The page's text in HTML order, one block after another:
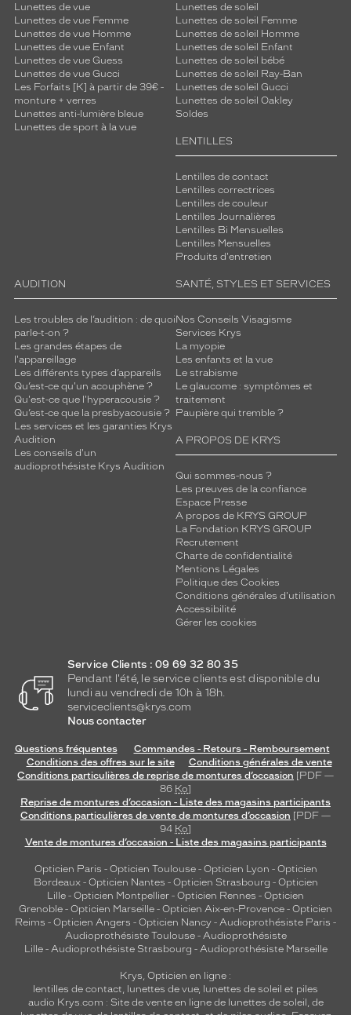
Lunettes de vue
Lunettes de vue Femme
Lunettes de vue Homme
Lunettes de vue Enfant
Lunettes de vue Guess
Lunettes de vue Gucci
Les Forfaits [K] à partir de 39€ -
monture + verres
Lunettes anti-lumière bleue
Lunettes de sport à la vue
Lunettes de soleil
Lunettes de soleil Femme
Lunettes de soleil Homme
Lunettes de soleil Enfant
Lunettes de soleil bébé
Lunettes de soleil Ray-Ban
Lunettes de soleil Gucci
Lunettes de soleil Oakley
Soldes
LENTILLES
Lentilles de contact
Lentilles correctrices
Lentilles de couleur
Lentilles Journalières
Lentilles Bi Mensuelles
Lentilles Mensuelles
Produits d'entretien
AUDITION
Les troubles de l’audition : de quoi
parle-t-on ?
Les grandes étapes de
l'appareillage
Les différents types d’appareils
Qu’est-ce qu'un acouphène ?
Qu'est-ce que l'hyperacousie ?
Qu’est-ce que la presbyacousie ?
Les services et les garanties Krys
Audition
Les conseils d'un
audioprothésiste Krys Audition
SANTÉ, STYLES ET SERVICES
Nos Conseils Visagisme
Services Krys
La myopie
Les enfants et la vue
Le strabisme
Le glaucome : symptômes et
traitement
Paupière qui tremble ?
A PROPOS DE KRYS
Qui sommes-nous ?
Les preuves de la confiance
Espace Presse
A propos de KRYS GROUP
La Fondation KRYS GROUP
Recrutement
Charte de confidentialité
Mentions Légales
Politique des Cookies
Conditions générales d'utilisation
Accessibilité
Gérer les cookies
Service Clients : 09 69 32 80 35
Pendant l'été, le service clients est disponible du
lundi au vendredi de 10h à 18h.
serviceclients@krys.com
Nous contacter
Questions fréquentes
Commandes - Retours - Remboursement
Conditions des offres sur le site
Conditions générales de vente
Conditions particulières de reprise de montures d’occasion [PDF —
86 Ko]
Reprise de montures d’occasion - Liste des magasins participants
Conditions particulières de vente de montures d’occasion [PDF —
94 Ko]
Vente de montures d’occasion - Liste des magasins participants
Opticien Paris - Opticien Toulouse- Opticien Lyon - Opticien
Bordeaux- Opticien Nantes - Opticien Strasbourg - Opticien
Lille - Opticien Montpellier - Opticien Rennes - Opticien
Grenoble - Opticien Marseille - Opticien Aix-en-Provence - Opticien
Reims - Opticien Angers - Opticien Nancy - Audioprothésiste Paris -
Audioprothésiste Toulouse- Audioprothésiste
Lille- Audioprothésiste Strasbourg - Audioprothésiste Marseille
Krys, Opticien en ligne :
lentilles de contact, lunettes de vue, lunettes de soleil et piles
audio Krys.com : Site de vente en ligne de lunettes de soleil, de